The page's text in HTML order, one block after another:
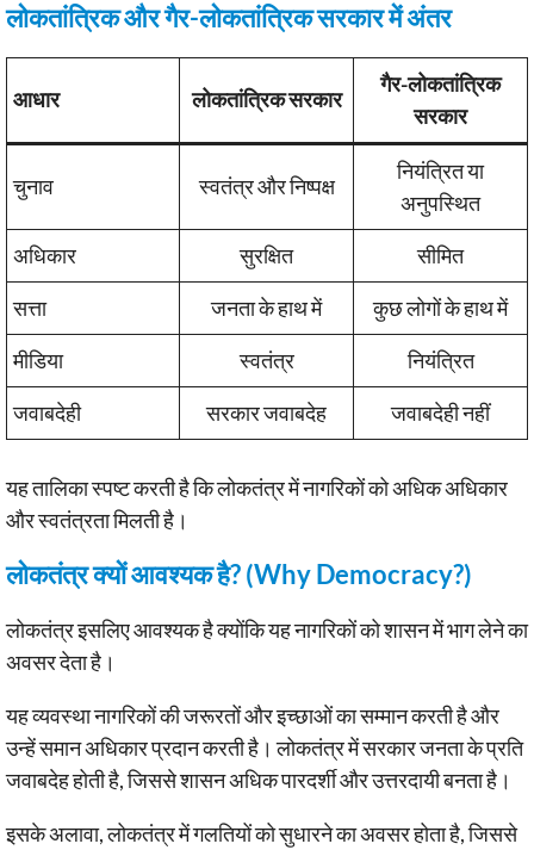
लोकतांत्रिक और गैर-लोकतांत्रिक सरकार में अंतर
आधार लोकतांत्रिक सरकार
गैर-लोकतांत्रिक
सरकार
चुनाव स्वतंत्र और निष्पक्ष
नियंत्रित या
अनुपस्थित
अधिकार
सुरक्षित
सीमित
सत्ता
जनता के हाथ में
कुछ लोगों के हाथ में
मीडिया
स्वतंत्र
नियंत्रित
जवाबदेही
सरकार जवाबदेह जवाबदेही नहीं
यह तालिका स्पष्ट करती है कि लोकतंत्र में नागरिकों को अधिक अधिकार
और स्वतंत्रता मिलती है।
लोकतंत्र क्यों आवश्यक है? (Why Democracy?)
लोकतंत्र इसलिए आवश्यक है क्योंकि यह नागरिकों को शासन में भाग लेने का
अवसर देता है।
यह व्यवस्था नागरिकों की जरूरतों और इच्छाओं का सम्मान करती है और
उन्हें समान अधिकार प्रदान करती है। लोकतंत्र में सरकार जनता के प्रति
जवाबदेह होती है, जिससे शासन अधिक पारदर्शी और उत्तरदायी बनता है।
इसके अलावा, लोकतंत्र में गलतियों को सुधारने का अवसर होता है, जिससे